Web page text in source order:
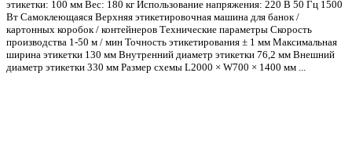
этикетки: 100 мм Вес: 180 кг Использование напряжения: 220 В 50 Гц 1500
Вт Самоклеющаяся Верхняя этикетировочная машина для банок /
картонных коробок / контейнеров Технические параметры Скорость
производства 1-50 м / мин Точность этикетирования ± 1 мм Максимальная
ширина этикетки 130 мм Внутренний диаметр этикетки 76,2 мм Внешний
диаметр этикетки 330 мм Размер схемы L2000 × W700 × 1400 мм ...